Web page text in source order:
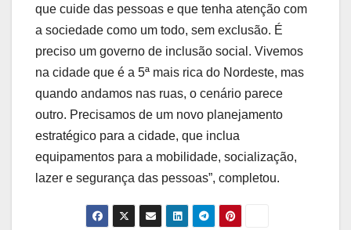
que cuide das pessoas e que tenha atenção com
a sociedade como um todo, sem exclusão. É
preciso um governo de inclusão social. Vivemos
na cidade que é a 5ª mais rica do Nordeste, mas
quando andamos nas ruas, o cenário parece
outro. Precisamos de um novo planejamento
estratégico para a cidade, que inclua
equipamentos para a mobilidade, socialização,
lazer e segurança das pessoas”, completou.